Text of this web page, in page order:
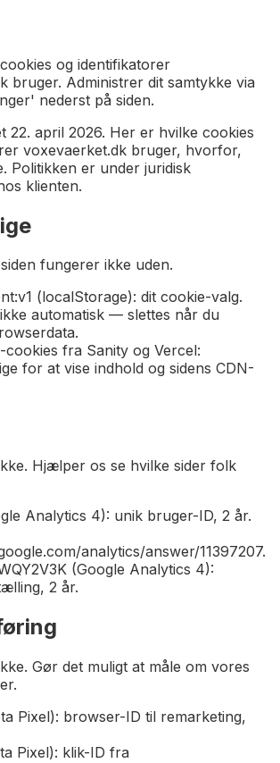
og identifikatorer
bruger. Administrer dit samtykke via
nederst på siden.
22. april 2026. Her er hvilke cookies
voxevaerket.dk bruger, hvorfor,
Politikken er under juridisk
klienten.
fungerer ikke uden.
(localStorage): dit cookie-valg.
automatisk — slettes når du
cookies fra Sanity og Vercel:
for at vise indhold og sidens CDN-
Hjælper os se hvilke sider folk
Analytics 4): unik bruger-ID, 2 år.
analytics/answer/11397207.
(Google Analytics 4):
2 år.
Gør det muligt at måle om vores
Pixel): browser-ID til remarketing,
Pixel): klik-ID fra